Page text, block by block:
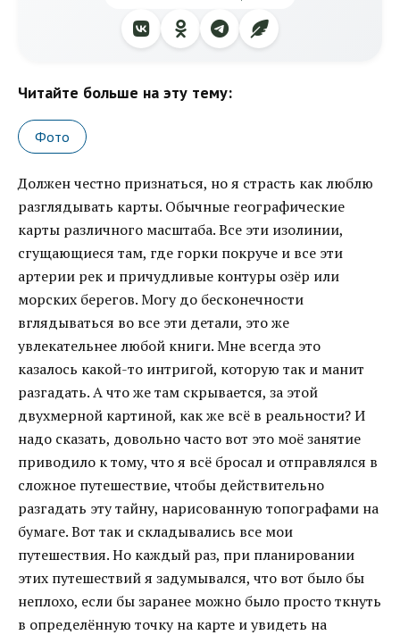
Читайте больше на эту тему:
Фото
Должен честно признаться, но я страсть как люблю
разглядывать карты. Обычные географические
карты различного масштаба. Все эти изолинии,
сгущающиеся там, где горки покруче и все эти
артерии рек и причудливые контуры озёр или
морских берегов. Могу до бесконечности
вглядываться во все эти детали, это же
увлекательнее любой книги. Мне всегда это
казалось какой-то интригой, которую так и манит
разгадать. А что же там скрывается, за этой
двухмерной картиной, как же всё в реальности? И
надо сказать, довольно часто вот это моё занятие
приводило к тому, что я всё бросал и отправлялся в
сложное путешествие, чтобы действительно
разгадать эту тайну, нарисованную топографами на
бумаге. Вот так и складывались все мои
путешествия. Но каждый раз, при планировании
этих путешествий я задумывался, что вот было бы
неплохо, если бы заранее можно было просто ткнуть
в определённую точку на карте и увидеть на